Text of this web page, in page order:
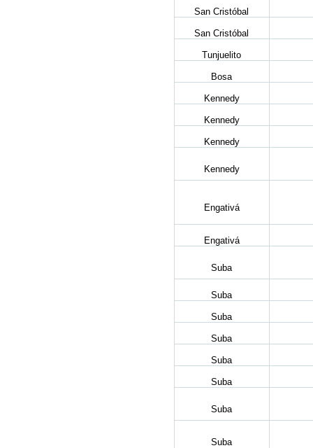
San Cristóbal
San Cristóbal
Tunjuelito
Bosa
Kennedy
Kennedy
Kennedy
Kennedy
Engativá
Engativá
Suba
Suba
Suba
Suba
Suba
Suba
Suba
Suba